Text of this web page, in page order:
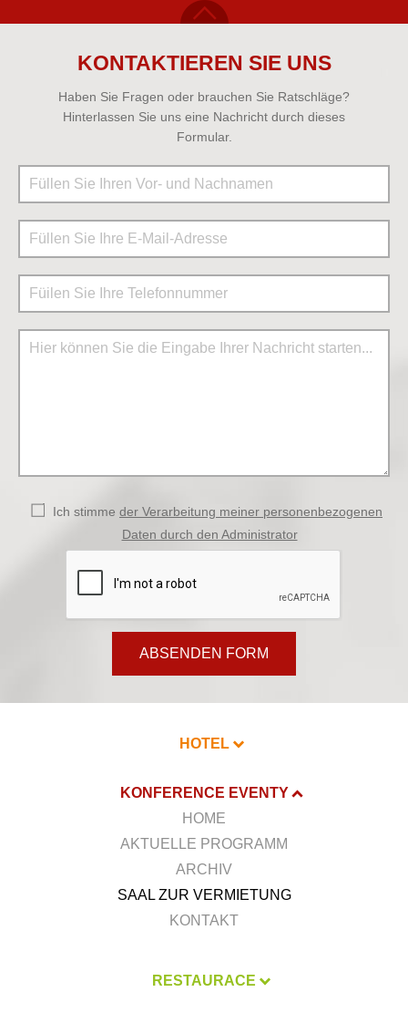
KONTAKTIEREN SIE UNS
Haben Sie Fragen oder brauchen Sie Ratschläge?
Hinterlassen Sie uns eine Nachricht durch dieses
Formular.
Ich stimme der Verarbeitung meiner personenbezogenen
Daten durch den Administrator
ABSENDEN FORM
HOTEL
KONFERENCE EVENTY
HOME
AKTUELLE PROGRAMM
ARCHIV
SAAL ZUR VERMIETUNG
KONTAKT
RESTAURACE